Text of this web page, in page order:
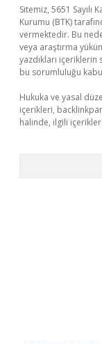
Sitemiz, 5651
Kurumu (BTK)
vermektedir. Bu
veya araştırma
yazdıkları
bu sorumluluğu
Hukuka ve yasal
içerikleri,
halinde, ilgili